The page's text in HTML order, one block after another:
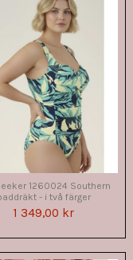
1260024 Southern
- i två färger
1 349,00 kr